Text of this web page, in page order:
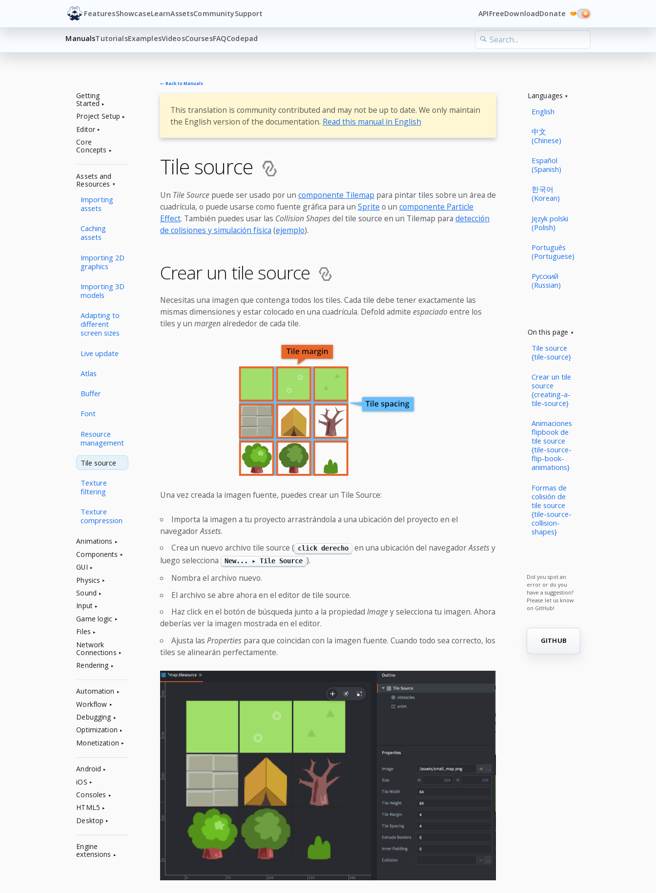
FeaturesShowcaseLearnAssetsCommunitySupport APIFreeDownloadDonate ❤️
ManualsTutorialsExamplesVideosCoursesFAQCodepad
Getting
Started
Project Setup
Editor
Core
Concepts
Assets and
Resources
Importing
assets
Caching
assets
Importing 2D
graphics
Importing 3D
models
Adapting to
different
screen sizes
Live update
Atlas
Buffer
Font
Resource
management
Tile source
Texture
filtering
Texture
compression
Animations
Components
GUI
Physics
Sound
Input
Game logic
Files
Network
Connections
Rendering
Automation
Workflow
Debugging
Optimization
Monetization
Android
iOS
Consoles
HTML5
Desktop
Engine
extensions
← Back to Manuals
This translation is community contributed and may not be up to date. We only maintain
the English version of the documentation. Read this manual in English
Tile source
Un Tile Sourcepuede ser usado por un componente Tilemap para pintar tiles sobre un área de
cuadrícula, o puede usarse como fuente gráfica para un Sprite o un componente Particle
Effect. También puedes usar las Collision Shapesdel tile source en un Tilemap para detección
de colisiones y simulación física (ejemplo).
Crear un tile source
Necesitas una imagen que contenga todos los tiles. Cada tile debe tener exactamente las
mismas dimensiones y estar colocado en una cuadrícula. Defold admite espaciado entre los
tiles y un margen alrededor de cada tile.
Una vez creada la imagen fuente, puedes crear un Tile Source:
Importa la imagen a tu proyecto arrastrándola a una ubicación del proyecto en el
navegadorAssets.
Crea un nuevo archivo tile source ( click derecho en una ubicación del navegadorAssetsy
luego selecciona
New... ▸ Tile Source ).
Nombra el archivo nuevo.
El archivo se abre ahora en el editor de tile source.
Haz click en el botón de búsqueda junto a la propiedad Imagey selecciona tu imagen. Ahora
deberías ver la imagen mostrada en el editor.
Ajusta las Propertiespara que coincidan con la imagen fuente. Cuando todo sea correcto, los
tiles se alinearán perfectamente.
Languages
English
中文
(Chinese)
Español
(Spanish)
한국어
(Korean)
Język polski
(Polish)
Português
(Portuguese)
Русский
(Russian)
On this page
Tile source
{tile-source}
Crear un tile
source
{creating-a-
tile-source}
Animaciones
flipbook de
tile source
{tile-source-
flip-book-
animations}
Formas de
colisión de
tile source
{tile-source-
collision-
shapes}
Did you spot an
error or do you
have a suggestion?
Please let us know
on GitHub!
GITHUB